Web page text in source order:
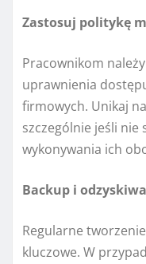
Zastosuj politykę
Pracownikom
uprawnienia
firmowych. Unikaj
szczególnie jeśli nie
wykonywania ich
Backup i
Regularne
kluczowe. W